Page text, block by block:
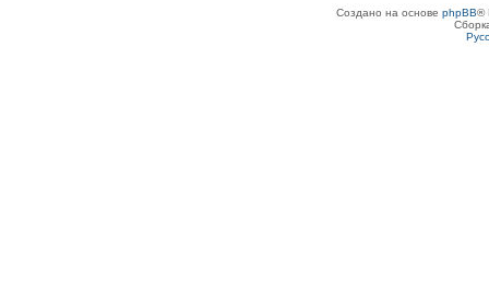
Создано на основе phpBB®